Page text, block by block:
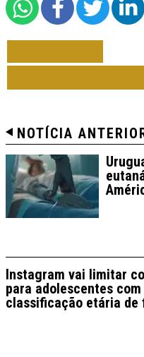
NOTÍCIA
Instagram vai limitar
para adolescentes com
classificação etária de